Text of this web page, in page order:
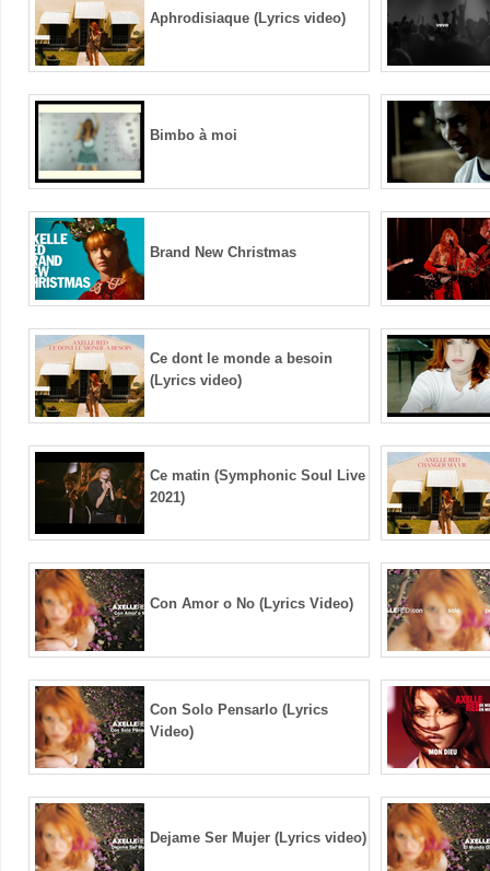
Aphrodisiaque (Lyrics video)
Bimbo à moi
Brand New Christmas
Ce dont le monde a besoin
(Lyrics video)
Ce matin (Symphonic Soul Live
2021)
Con Amor o No (Lyrics Video)
Con Solo Pensarlo (Lyrics
Video)
Dejame Ser Mujer (Lyrics video)